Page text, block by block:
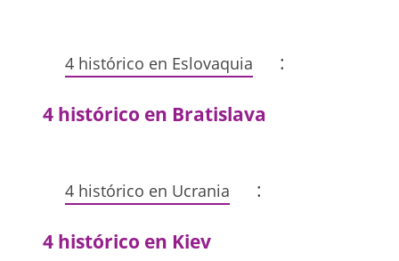
4 histórico en Eslovaquia :
4 histórico en Bratislava
4 histórico en Ucrania :
4 histórico en Kiev